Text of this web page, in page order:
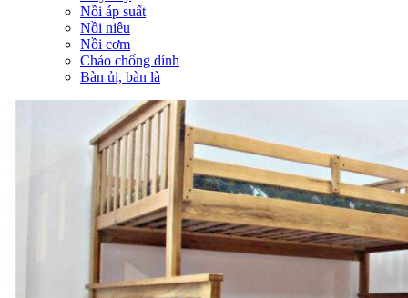
Nồi áp suất
Nồi niêu
Nồi cơm
Chảo chống dính
Bàn ủi, bàn là